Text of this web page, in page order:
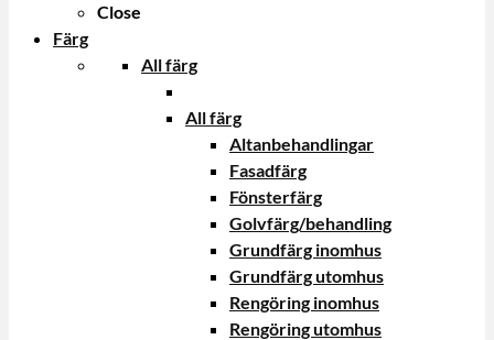
Close
Färg
All färg
All färg
Altanbehandlingar
Fasadfärg
Fönsterfärg
Golvfärg/behandling
Grundfärg inomhus
Grundfärg utomhus
Rengöring inomhus
Rengöring utomhus